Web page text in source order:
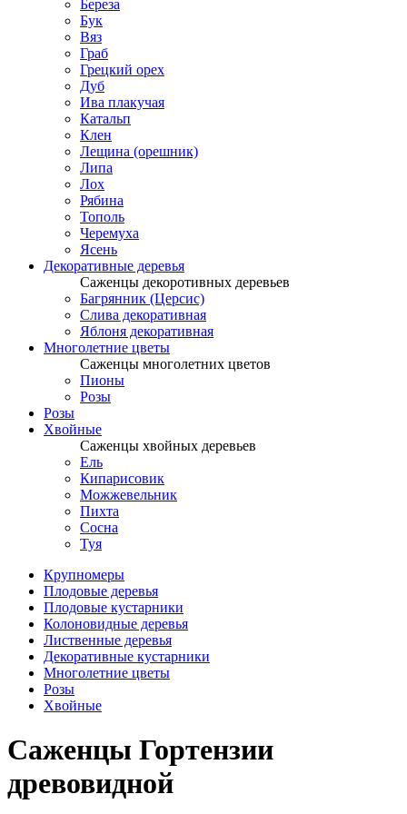
Береза
Бук
Вяз
Граб
Грецкий орех
Дуб
Ива плакучая
Катальп
Клен
Лещина (орешник)
Липа
Лох
Рябина
Тополь
Черемуха
Ясень
Декоративные деревья
Саженцы декоротивных деревьев
Багрянник (Церсис)
Слива декоративная
Яблоня декоративная
Многолетние цветы
Саженцы многолетних цветов
Пионы
Розы
Розы
Хвойные
Саженцы хвойных деревьев
Ель
Кипарисовик
Можжевельник
Пихта
Сосна
Туя
Крупномеры
Плодовые деревья
Плодовые кустарники
Колоновидные деревья
Лиственные деревья
Декоративные кустарники
Многолетние цветы
Розы
Хвойные
Саженцы Гортензии
древовидной